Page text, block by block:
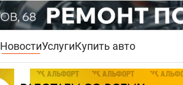
НовостиУслугиКупить авто